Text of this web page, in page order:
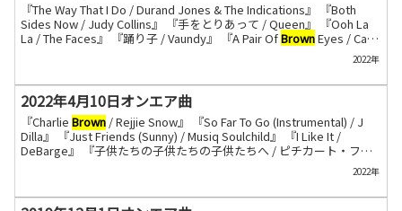
『The Way That I Do / Durand Jones & The Indications』 『Both
Sides Now / Judy Collins』 『手をとりあって / Queen』 『Ooh La
La / The Faces』 『踊り子 / Vaundy』 『A Pair OfBrownEyes / Cat
Power』 『On The Level / Mac DeMarco』 『Broken / Teenage2022年
2022年4月10日オンエア曲
『CharlieBrown / Rejjie Snow』 『So Far To Go (Instrumental) / J
Dilla』 『Just Friends (Sunny) / Musiq Soulchild』 『I Like It /
DeBarge』 『子供たちの子供たちの子供たちへ / ピチカート・ファ
イブ』 『Now You’re Not Here (Ambient Mix) / Swing Out Sister』
『Why Don’t You / Cleo Sol』 『Untitled #5 / Jim O’Rourke』 『のう
てんき野郎 /...
2022年